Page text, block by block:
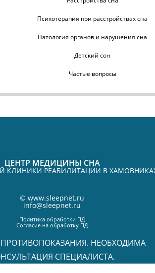
Психотерапия при расстройствах сна
Патология органов и нарушения сна
Детский сон
Частые вопросы
ЦЕНТР МЕДИЦИНЫ СНА
КЛИНИКИ РЕАБИЛИТАЦИИ В
© www.sleepnet.ru
info@sleepnet.ru
Политика обработки ПД
Согласие на обработку ПД
НЕОБХОДИМА
СПЕЦИАЛИСТА.